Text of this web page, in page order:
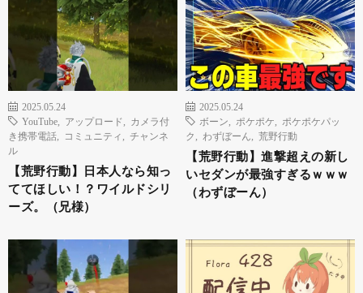
2025.05.24
YouTube
アップロード
カメラ付
き携帯電話
コミュニティ
チャンネ
ル
【荒野行動】日本人なら知っ
ててほしい！？ワイルドシリ
ーズ。（兄様）
2025.05.24
ボーン
ポケポケ
ポケポケパッ
ク
わずぼーん 荒野行動
【荒野行動】進撃超えの新し
いセダンが最強すぎるｗｗｗ
（わずぼーん）